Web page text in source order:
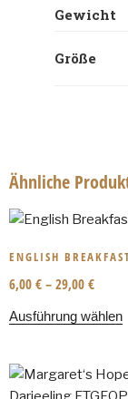
Gewicht
Größe
Ähnliche
ENGLISH
6,00 € – 29,00 €
Ausführung wählen